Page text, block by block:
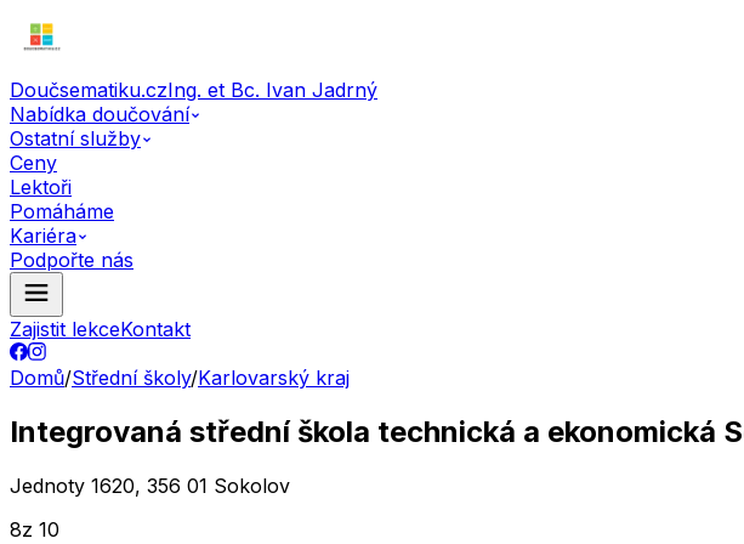
Doučsematiku.czIng. et Bc. Ivan Jadrný
Nabídka doučování
Ostatní služby
Ceny
Lektoři
Pomáháme
Kariéra
Podpořte nás
Zajistit lekceKontakt
Domů/Střední školy/Karlovarský kraj
Integrovaná střední škola technická a ekonomická
Jednoty 1620, 356 01 Sokolov
8z 10